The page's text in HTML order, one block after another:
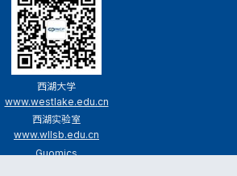
西湖大学
www.westlake.edu.cn
西湖实验室
www.wllsb.edu.cn
Guomics